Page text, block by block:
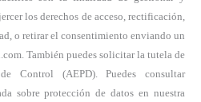
los derechos de acceso, rectificación,
o retirar el consentimiento enviando un
También puedes solicitar la tutela de
Control (AEPD). Puedes consultar
sobre protección de datos en nuestra